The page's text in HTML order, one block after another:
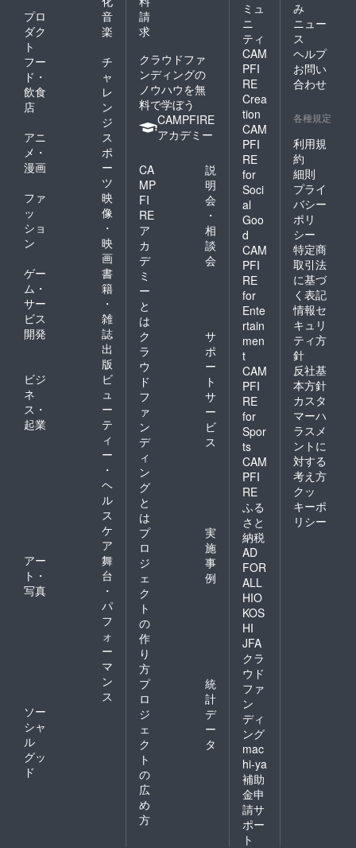
プロ
ダク
ト
音
楽
フー
ド・
飲食
店
チ
ャ
レ
ン
ジ
アニ
メ・
漫画
ス
ポ
ー
ツ
ファ
ッ
ショ
ン
映
像
・
映
画
ゲー
ム・
サー
ビス
開発
書
籍
・
雑
誌
出
版
ビジ
ネ
ス・
起業
ビ
ュ
ー
テ
ィ
ー
・
ヘ
ル
ス
ケ
ア
アー
ト・
写真
舞
台
・
パ
フ
ォ
ー
マ
ン
ス
ソー
シャ
ル
グッ
ド
請
求
クラウドファ
ンディングの
ノウハウを無
料で学ぼう
CAMPFIRE
アカデミー
CA
MP
FI
RE
ア
カ
デ
ミ
ー
と
は
説
明
会
・
相
談
会
ク
ラ
ウ
ド
フ
ァ
ン
デ
ィ
ン
グ
と
は
サ
ポ
ー
ト
サ
ー
ビ
ス
プ
ロ
ジ
ェ
ク
ト
の
作
り
方
実
施
事
例
プ
ロ
ジ
ェ
ク
ト
の
広
め
方
統
計
デ
ー
タ
ミュ
ニ
ティ
CAM
PFI
RE
Crea
tion
CAM
PFI
RE
for
Soci
al
Goo
d
CAM
PFI
RE
for
Ente
rtain
men
t
CAM
PFI
RE
for
Spor
ts
CAM
PFI
RE
ふる
さと
納税
AD
FOR
ALL
HIO
KOS
HI
JFA
クラ
ウド
ファ
ン
ディ
ング
mac
hi-ya
補助
金申
請サ
ポー
ト
み
ニュー
ス
ヘルプ
お問い
合わせ
各種規定
利用規
約
細則
プライ
バシー
ポリ
シー
特定商
取引法
に基づ
く表記
情報セ
キュリ
ティ方
針
反社基
本方針
カスタ
マーハ
ラスメ
ントに
対する
考え方
クッ
キーポ
リシー